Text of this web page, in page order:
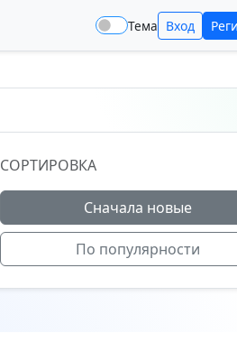
Тема Вход
СОРТИРОВКА
Сначала новые
По популярности